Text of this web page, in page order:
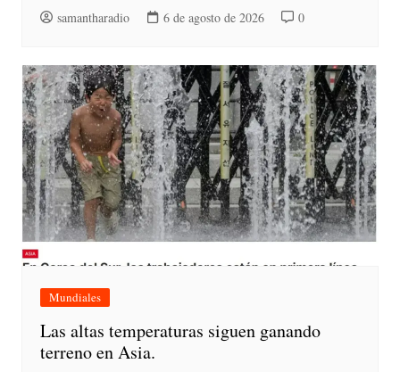
samantharadio 6 de agosto de 2026 0
Mundiales
Las altas temperaturas siguen ganando
terreno en Asia.